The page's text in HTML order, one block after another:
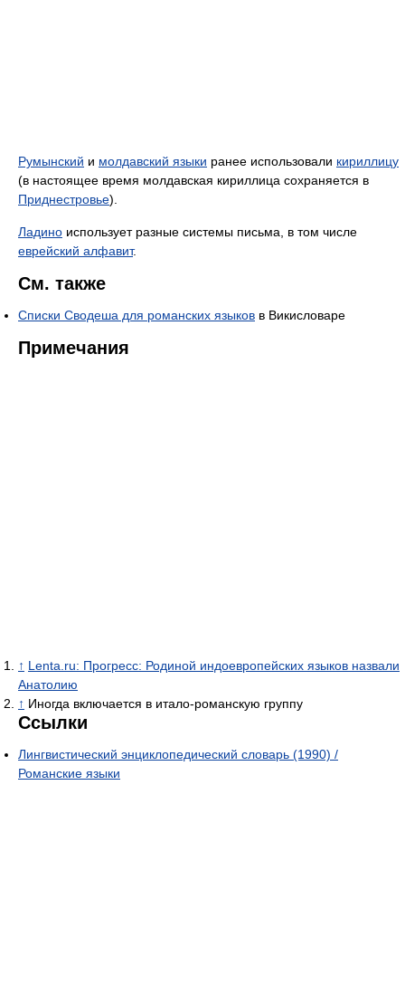
Румынский и молдавский языки ранее использовали кириллицу
(в настоящее время молдавская кириллица сохраняется в
Приднестровье).
Ладино использует разные системы письма, в том числе
еврейский алфавит.
См. также
Списки Сводеша для романских языков в Викисловаре
Примечания
↑ Lenta.ru: Прогресс: Родиной индоевропейских языков назвали
Анатолию
↑ Иногда включается в итало-романскую группу
Ссылки
Лингвистический энциклопедический словарь (1990) /
Романские языки